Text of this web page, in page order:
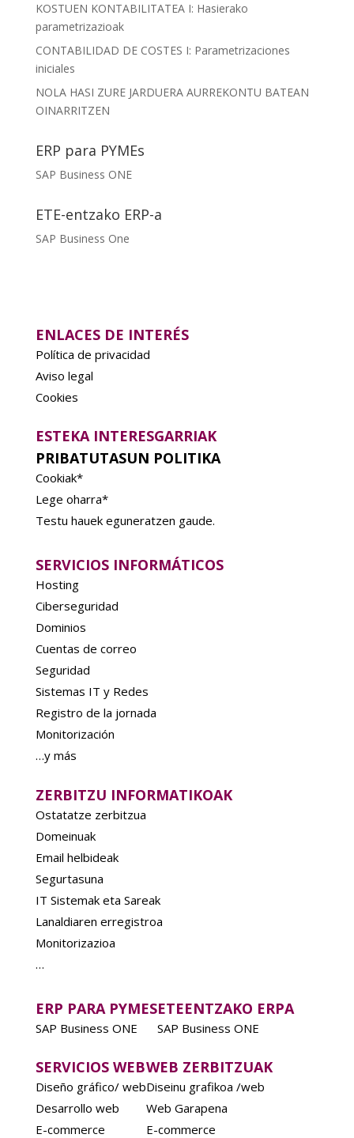
KOSTUEN KONTABILITATEA I: Hasierako
parametrizazioak
CONTABILIDAD DE COSTES I: Parametrizaciones
iniciales
NOLA HASI ZURE JARDUERA AURREKONTU BATEAN
OINARRITZEN
ERP para PYMEs
SAP Business ONE
ETE-entzako ERP-a
SAP Business One
ENLACES DE INTERÉS
Política de privacidad
Aviso legal
Cookies
ESTEKA INTERESGARRIAK
PRIBATUTASUN POLITIKA
Cookiak*
Lege oharra*
Testu hauek eguneratzen gaude.
SERVICIOS INFORMÁTICOS
Hosting
Ciberseguridad
Dominios
Cuentas de correo
Seguridad
Sistemas IT y Redes
Registro de la jornada
Monitorización
…y más
ZERBITZU INFORMATIKOAK
Ostatatze zerbitzua
Domeinuak
Email helbideak
Segurtasuna
IT Sistemak eta Sareak
Lanaldiaren erregistroa
Monitorizazioa
…
ERP PARA PYMES
SAP Business ONE
ETEENTZAKO ERPA
SAP Business ONE
SERVICIOS WEB
Diseño gráfico/ web
Desarrollo web
E-commerce
WEB ZERBITZUAK
Diseinu grafikoa /web
Web Garapena
E-commerce